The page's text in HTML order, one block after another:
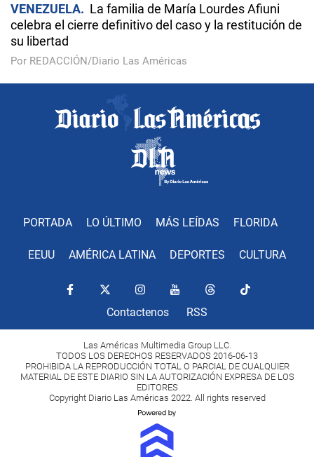
VENEZUELA
La familia de María Lourdes Afiuni
celebra el cierre definitivo del caso y la restitución de
su libertad
Por REDACCIÓN/Diario Las Américas
PORTADA LO ÚLTIMO MÁS LEÍDAS FLORIDA
EEUU AMÉRICA LATINA DEPORTES CULTURA
Contactenos RSS
Las Américas Multimedia Group LLC.
TODOS LOS DERECHOS RESERVADOS 2016-06-13
PROHIBIDA LA REPRODUCCIÓN TOTAL O PARCIAL DE CUALQUIER
MATERIAL DE ESTE DIARIO SIN LA AUTORIZACIÓN EXPRESA DE LOS
EDITORES
Copyright Diario Las Américas 2022. All rights reserved